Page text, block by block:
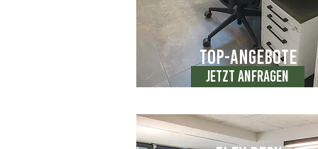
Jetzt anfragen
Top-Angebote